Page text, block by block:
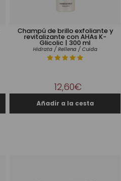
Champú de brillo exfoliante y
revitalizante con AHAs K-
Glicolic | 300 ml
Hidrata / Rellena / Cuida
12,60€